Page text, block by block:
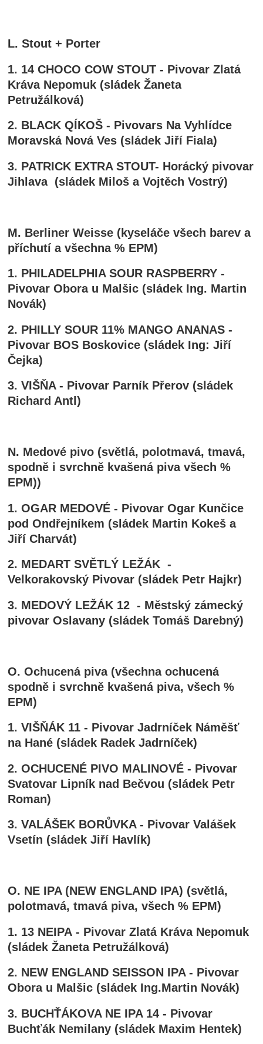
L. Stout + Porter
1. 14 CHOCO COW STOUT - Pivovar Zlatá
Kráva Nepomuk (sládek Žaneta
Petružálková)
2. BLACK QÍKOŠ - Pivovars Na Vyhlídce
Moravská Nová Ves (sládek Jiří Fiala)
3. PATRICK EXTRA STOUT- Horácký pivovar
Jihlava (sládek Miloš a Vojtěch Vostrý)
M. Berliner Weisse (kyseláče všech barev a
příchutí a všechna % EPM)
1. PHILADELPHIA SOUR RASPBERRY -
Pivovar Obora u Malšic (sládek Ing. Martin
Novák)
2. PHILLY SOUR 11% MANGO ANANAS -
Pivovar BOS Boskovice (sládek Ing: Jiří
Čejka)
3. VIŠŇA - Pivovar Parník Přerov (sládek
Richard Antl)
N. Medové pivo (světlá, polotmavá, tmavá,
spodně i svrchně kvašená piva všech %
EPM))
1. OGAR MEDOVÉ - Pivovar Ogar Kunčice
pod Ondřejníkem (sládek Martin Kokeš a
Jiří Charvát)
2. MEDART SVĚTLÝ LEŽÁK -
Velkorakovský Pivovar (sládek Petr Hajkr)
3. MEDOVÝ LEŽÁK 12 - Městský zámecký
pivovar Oslavany (sládek Tomáš Darebný)
O. Ochucená piva (všechna ochucená
spodně i svrchně kvašená piva, všech %
EPM)
1. VIŠŇÁK 11 - Pivovar Jadrníček Náměšť
na Hané (sládek Radek Jadrníček)
2. OCHUCENÉ PIVO MALINOVÉ - Pivovar
Svatovar Lipník nad Bečvou (sládek Petr
Roman)
3. VALÁŠEK BORŮVKA - Pivovar Valášek
Vsetín (sládek Jiří Havlík)
O. NE IPA (NEW ENGLAND IPA) (světlá,
polotmavá, tmavá piva, všech % EPM)
1. 13 NEIPA - Pivovar Zlatá Kráva Nepomuk
(sládek Žaneta Petružálková)
2. NEW ENGLAND SEISSON IPA - Pivovar
Obora u Malšic (sládek Ing.Martin Novák)
3. BUCHŤÁKOVA NE IPA 14 - Pivovar
Buchťák Nemilany (sládek Maxim Hentek)